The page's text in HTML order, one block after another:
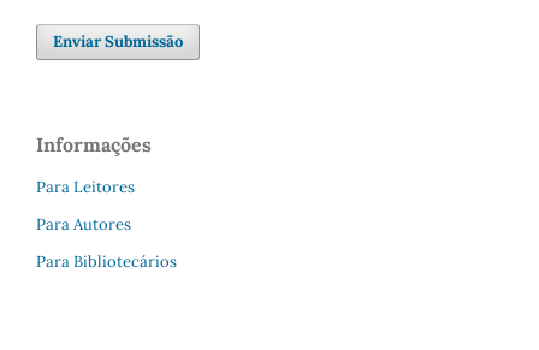
Enviar Submissão
Informações
Para Leitores
Para Autores
Para Bibliotecários